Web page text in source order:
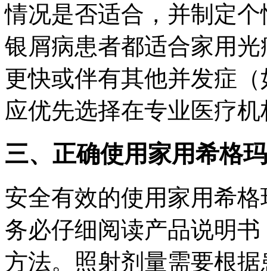
情况是否适合，并制定
银屑病患者都适合家用
更快或伴有其他并发症
应优先选择在专业医疗
三、正确使用家用希格
安全有效的使用家用希
务必仔细阅读产品说明
方法。照射剂量需要根